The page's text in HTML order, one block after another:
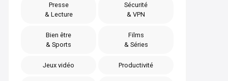
Presse
& Lecture
Sécurité
& VPN
Bien être
& Sports
Films
& Séries
Jeux vidéo Productivité